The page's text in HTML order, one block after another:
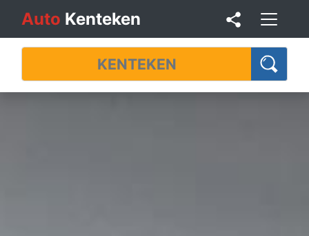
Auto Kenteken